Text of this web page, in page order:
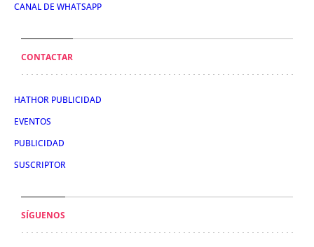
CANAL DE WHATSAPP
CONTACTAR
HATHOR PUBLICIDAD
EVENTOS
PUBLICIDAD
SUSCRIPTOR
SÍGUENOS